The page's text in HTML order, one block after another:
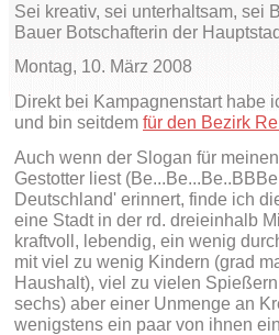
Sei kreativ, sei unterhaltsam, sei
Bauer Botschafterin der
Montag, 10. März 2008
Direkt bei Kampagnenstart habe
und bin seitdem für den Bezirk
Auch wenn der Slogan für
Gestotter liest
Deutschland' erinnert, finde ich
eine Stadt in der rd. dreieinhalb
kraftvoll, lebendig, ein wenig
mit viel zu wenig Kindern (grad
Haushalt), viel zu vielen
sechs) aber einer Unmenge an
wenigstens ein paar von ihnen